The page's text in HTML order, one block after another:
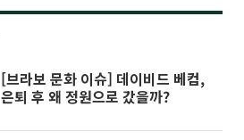
[브라보 문화 이슈] 데이비드 베컴,
은퇴 후 왜 정원으로 갔을까?